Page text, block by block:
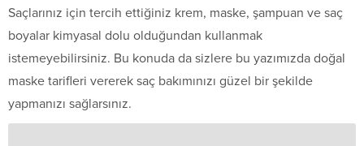
Saçlarınız için tercih ettiğiniz krem, maske, şampuan ve saç
boyalar kimyasal dolu olduğundan kullanmak
istemeyebilirsiniz. Bu konuda da sizlere bu yazımızda doğal
maske tarifleri vererek saç bakımınızı güzel bir şekilde
yapmanızı sağlarsınız.